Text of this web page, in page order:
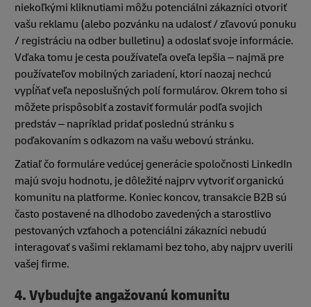
niekoľkými kliknutiami môžu potenciálni zákazníci otvoriť
vašu reklamu (alebo pozvánku na udalosť / zľavovú ponuku
/ registráciu na odber bulletinu) a odoslať svoje informácie.
Vďaka tomu je cesta používateľa oveľa lepšia – najmä pre
používateľov mobilných zariadení, ktorí naozaj nechcú
vypĺňať veľa neposlušných polí formulárov. Okrem toho si
môžete prispôsobiť a zostaviť formulár podľa svojich
predstáv – napríklad pridať poslednú stránku s
poďakovaním s odkazom na vašu webovú stránku.
Zatiaľ čo formuláre vedúcej generácie spoločnosti LinkedIn
majú svoju hodnotu, je dôležité najprv vytvoriť organickú
komunitu na platforme. Koniec koncov, transakcie B2B sú
často postavené na dlhodobo zavedených a starostlivo
pestovaných vzťahoch a potenciálni zákazníci nebudú
interagovať s vašimi reklamami bez toho, aby najprv uverili
vašej firme.
4.Vybudujte angažovanú komunitu